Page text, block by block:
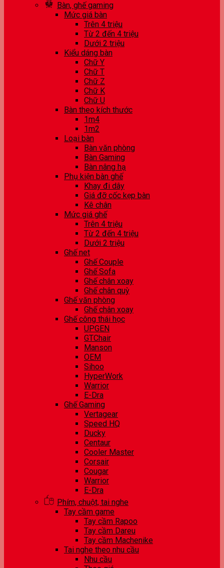
Bàn, ghế gaming
Mức giá bàn
Trên 4 triệu
Từ 2 đến 4 triệu
Dưới 2 triệu
Kiểu dáng bàn
Chữ Y
Chữ T
Chữ Z
Chữ K
Chữ U
Bàn theo kích thước
1m4
1m2
Loại bàn
Bàn văn phòng
Bàn Gaming
Bàn nâng hạ
Phụ kiện bàn ghế
Khay đi dây
Giá đỡ cốc kẹp bàn
Kê chân
Mức giá ghế
Trên 4 triệu
Từ 2 đến 4 triệu
Dưới 2 triệu
Ghế net
Ghế Couple
Ghế Sofa
Ghế chân xoay
Ghế chân quỳ
Ghế văn phòng
Ghế chân xoay
Ghế công thái học
UPGEN
GTChair
Manson
OEM
Sihoo
HyperWork
Warrior
E-Dra
Ghế Gaming
Vertagear
Speed HQ
Ducky
Centaur
Cooler Master
Corsair
Cougar
Warrior
E-Dra
Phím, chuột, tai nghe
Tay cầm game
Tay cầm Rapoo
Tay cầm Dareu
Tay cầm Machenike
Tai nghe theo nhu cầu
Nhu cầu